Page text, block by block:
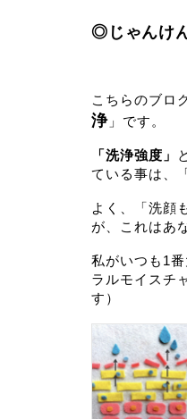
◎じゃんけん
こちらのブロ
浄 」です。
「洗浄強度」
ている事は、
よく、「洗顔
が、これはあ
私がいつも1番
ラルモイスチ
す）